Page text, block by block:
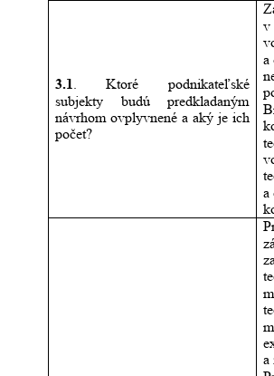
3.1 Ktoré
podnikateľské
subjekty
budú
predkladaným
návrhom ovplyvnené a aký je ich
počet?
v
a
a
a